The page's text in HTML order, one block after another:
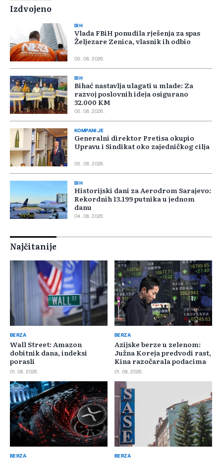
Izdvojeno
BIH
Vlada FBiH ponudila rješenja za spas
Željezare Zenica, vlasnik ih odbio
05. 08. 2026.
BIH
Bihać nastavlja ulagati u mlade: Za
razvoj poslovnih ideja osigurano
32.000 KM
05. 08. 2026.
KOMPANIJE
Generalni direktor Pretisa okupio
Upravu i Sindikat oko zajedničkog cilja
05. 08. 2026.
BIH
Historijski dani za Aerodrom Sarajevo:
Rekordnih 13.199 putnika u jednom
danu
04. 08. 2026.
Najčitanije
BERZA
Wall Street: Amazon
dobitnik dana, indeksi
porasli
01. 08. 2026.
BERZA
Azijske berze u zelenom:
Južna Koreja predvodi rast,
Kina razočarala podacima
01. 08. 2026.
BERZA BERZA